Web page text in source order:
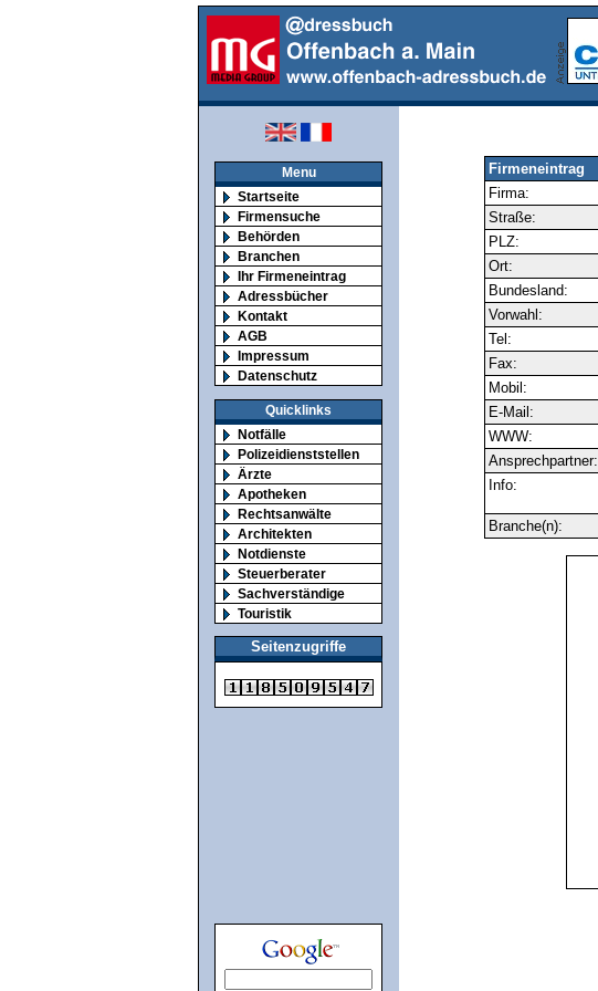
Menu
Startseite
Firmensuche
Behörden
Branchen
Ihr Firmeneintrag
Adressbücher
Kontakt
AGB
Impressum
Datenschutz
Quicklinks
Notfälle
Polizeidienststellen
Ärzte
Apotheken
Rechtsanwälte
Architekten
Notdienste
Steuerberater
Sachverständige
Touristik
Seitenzugriffe
Firmeneintrag
Firma:
Straße:
PLZ:
Ort:
Bundesland:
Vorwahl:
Tel:
Fax:
Mobil:
E-Mail:
WWW:
Ansprechpartner:
Info:
Branche(n):